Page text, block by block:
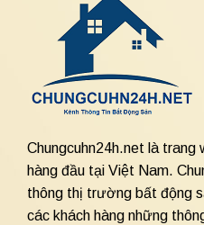
Chungcuhn24h.net là
hàng đầu tại Việt Nam.
thông thị trường bất động
các khách hàng những